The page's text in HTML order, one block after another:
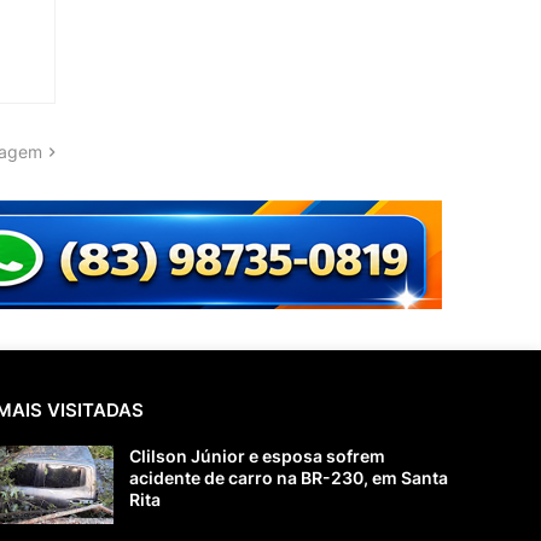
VISITADAS
Clilson Júnior e esposa sofrem
acidente de carro na BR-230, em Santa
Rita